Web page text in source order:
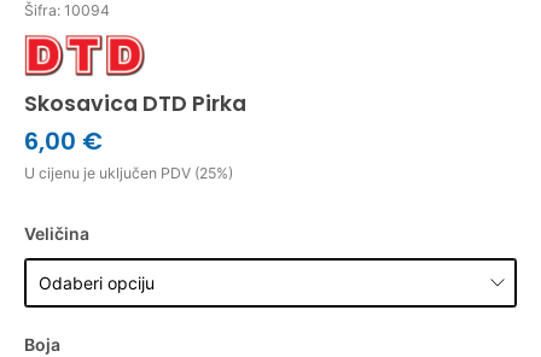
Šifra: 10094
Skosavica DTD Pirka
6,00 €
U cijenu je uključen PDV (25%)
Veličina
Boja